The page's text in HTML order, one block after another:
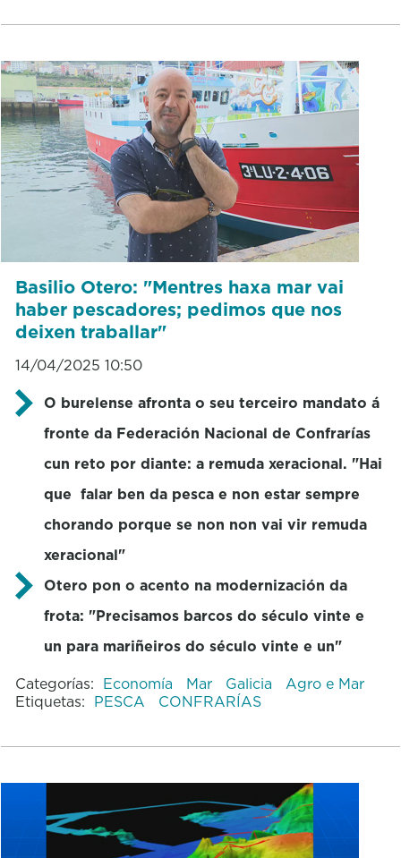
Basilio Otero: "Mentres haxa mar vai
haber pescadores; pedimos que nos
deixen traballar"
14/04/2025 10:50
O burelense afronta o seu terceiro mandato á
fronte da Federación Nacional de Confrarías
cun reto por diante: a remuda xeracional. "Hai
que falar ben da pesca e non estar sempre
chorando porque se non non vai vir remuda
xeracional"
Otero pon o acento na modernización da
frota: "Precisamos barcos do século vinte e
un para mariñeiros do século vinte e un"
Categorías: Economía Mar Galicia
Agro e Mar
Etiquetas: PESCA CONFRARÍAS